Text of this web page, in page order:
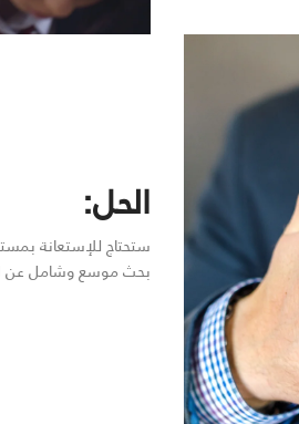
الحل:
ستحتاج للإستعانة
بحث موسع وشامل عن